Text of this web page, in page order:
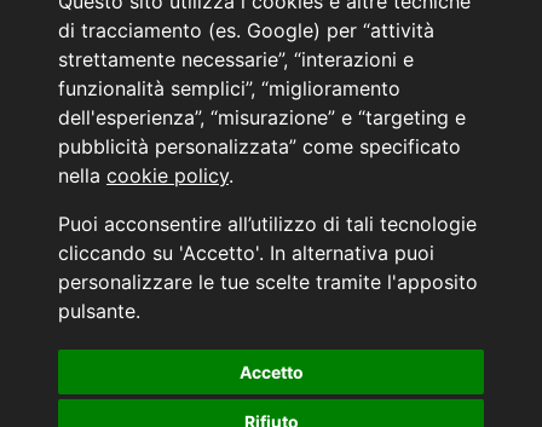
di tracciamento (es. Google) per “attività
strettamente necessarie”, “interazioni e
funzionalità semplici”, “miglioramento
dell'esperienza”, “misurazione” e “targeting e
pubblicità personalizzata” come specificato
nella cookie policy.
Puoi acconsentire all’utilizzo di tali tecnologie
cliccando su 'Accetto'. In alternativa puoi
personalizzare le tue scelte tramite l'apposito
pulsante.
Accetto
Rifiuto
PRENOTA IL TUO INTERVENTO DI OFFICINA
PRENOTA LA REVISIONE DELLA TUA AUTO
Consulente Online Usato: 0805608980
Consulente Online Hyundai: 0805608985
AUTO PLANET BARI SRL | BARI, via Zippitelli 32-34 - CAP 70132 | P.I. 05126720720
Generata in 0,09 secondi | 216.73.216.217
INFORMATIVA AI SENSI DELL'ART. 79 DEL REG. IVASS n° 40/2018
Aggiorna le tue preferenze di consenso alle tecnologie di tracciamento.